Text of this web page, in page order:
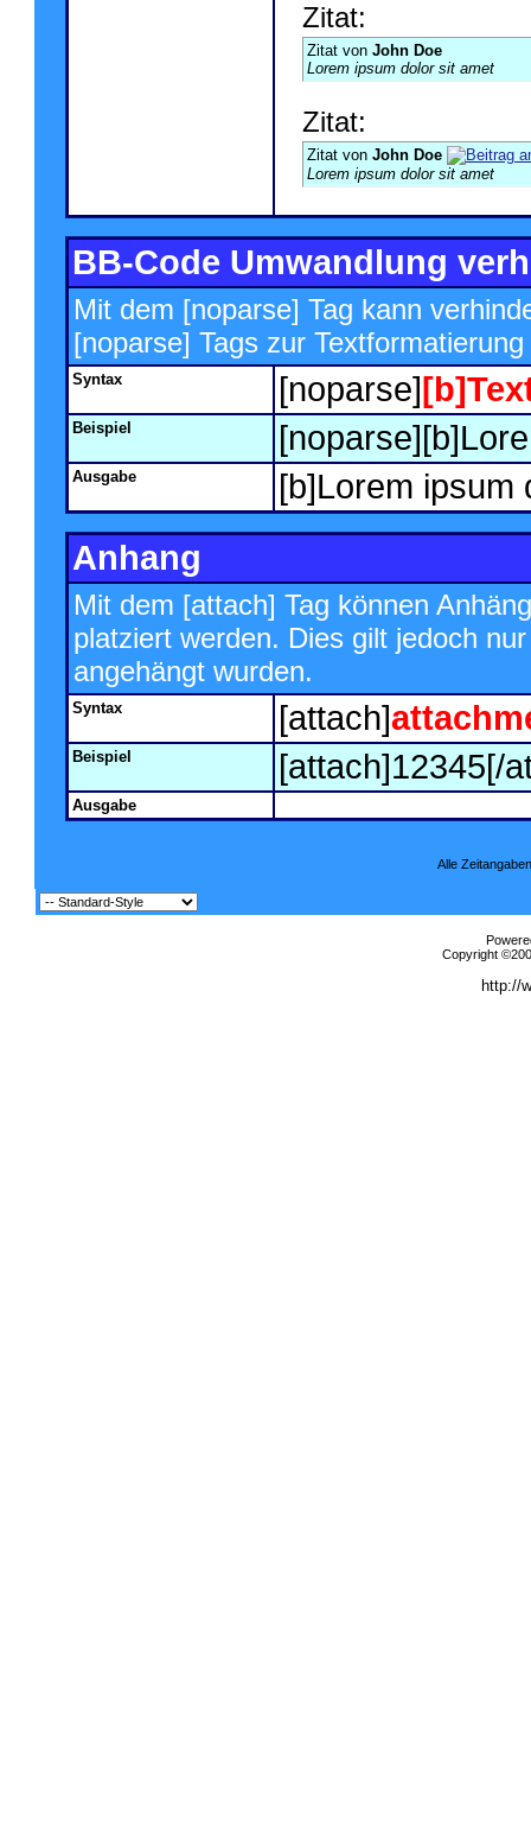
Zitat:
Zitat von John Doe
Lorem ipsum dolor sit amet
Zitat:
Zitat von John Doe
Lorem ipsum dolor sit amet
BB-Code Umwandlung
Mit dem [noparse] Tag kann
[noparse] Tags zur
Syntax [noparse]
Beispiel
Ausgabe
[b]Lorem ipsum
Anhang
Mit dem [attach] Tag können
platziert werden. Dies gilt jedoch
angehängt wurden.
Syntax [attach]
Beispiel [attach]12345[/
Ausgabe
Alle
Copyright
http://